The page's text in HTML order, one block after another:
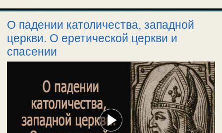
О падении католичества, западной
церкви. О еретической церкви и
спасении